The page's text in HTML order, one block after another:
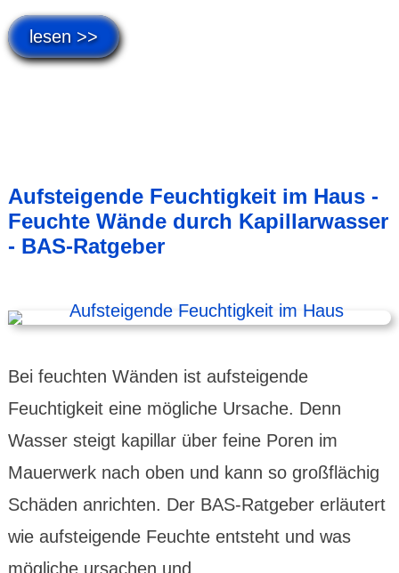
lesen >>
Aufsteigende Feuchtigkeit im Haus -
Feuchte Wände durch Kapillarwasser
- BAS-Ratgeber
Bei feuchten Wänden ist aufsteigende
Feuchtigkeit eine mögliche Ursache. Denn
Wasser steigt kapillar über feine Poren im
Mauerwerk nach oben und kann so großflächig
Schäden anrichten. Der BAS-Ratgeber erläutert
wie aufsteigende Feuchte entsteht und was
mögliche ursachen und